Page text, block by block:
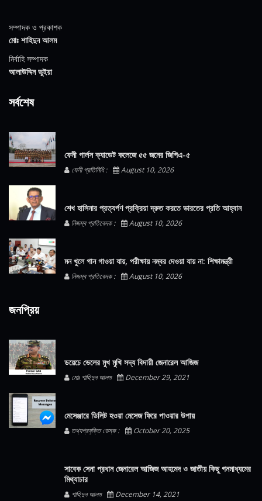
সম্পাদক ও প্রকাশক
মোঃ শাহিদুন আলম
নির্বাহি সম্পাদক
আলাউদ্দিন ভুইয়া
সর্বশেষ
ফেনী গার্লস ক্যাডেট কলেজে ৫৫ জনের জিপিএ-৫
ফেনী প্রতিনিধি : August 10, 2026
শেখ হাসিনার প্রত্যর্পণ প্রক্রিয়া দ্রুত করতে ভারতের প্রতি আহ্বান
নিজস্ব প্রতিবেদক : August 10, 2026
মন খুলে গান গাওয়া যায়, পরীক্ষায় নম্বর দেওয়া যায় না: শিক্ষামন্ত্রী
নিজস্ব প্রতিবেদক : August 10, 2026
জনপ্রিয়
ডয়েচে ভেলের মুখ মুখি সদ্য বিদায়ী জেনারেল আজিজ
মোঃ শাহিদুন আলম December 29, 2021
মেসেঞ্জারে ডিলিট হওয়া মেসেজ ফিরে পাওয়ার উপায়
তথ্যপ্রযুক্তি ডেস্ক : October 20, 2025
সাবেক সেনা প্রধান জেনারেল আজিজ আহমেদ ও জাতীয় কিছু গনমাধ্যমের
মিথ্যাচার
শাহিদুন আলম December 14, 2021